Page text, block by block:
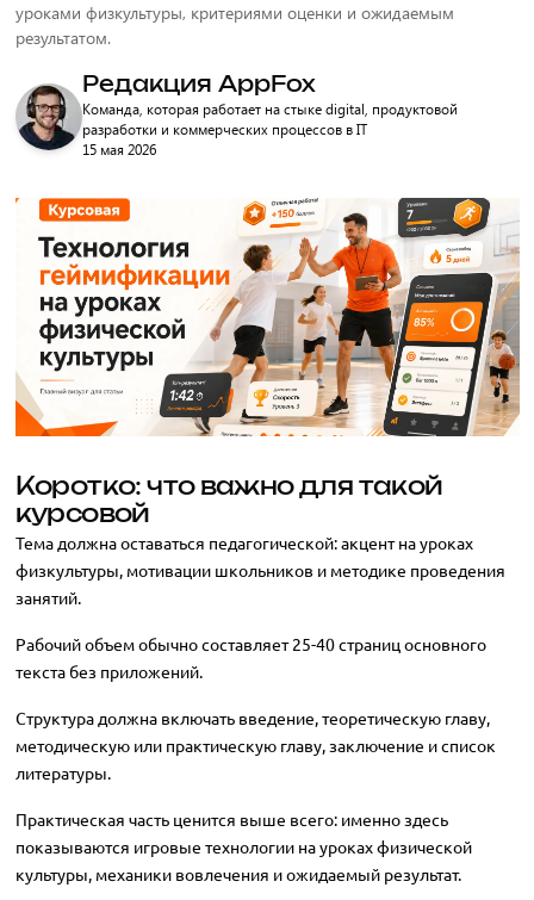
уроками физкультуры, критериями оценки и ожидаемым
результатом.
Редакция AppFox
Команда, которая работает на стыке digital, продуктовой
разработки и коммерческих процессов в IT
15 мая 2026
Коротко: что важно для такой
курсовой
Тема должна оставаться педагогической: акцент на уроках
физкультуры, мотивации школьников и методике проведения
занятий.
Рабочий объем обычно составляет 25-40 страниц основного
текста без приложений.
Структура должна включать введение, теоретическую главу,
методическую или практическую главу, заключение и список
литературы.
Практическая часть ценится выше всего: именно здесь
показываются игровые технологии на уроках физической
культуры, механики вовлечения и ожидаемый результат.